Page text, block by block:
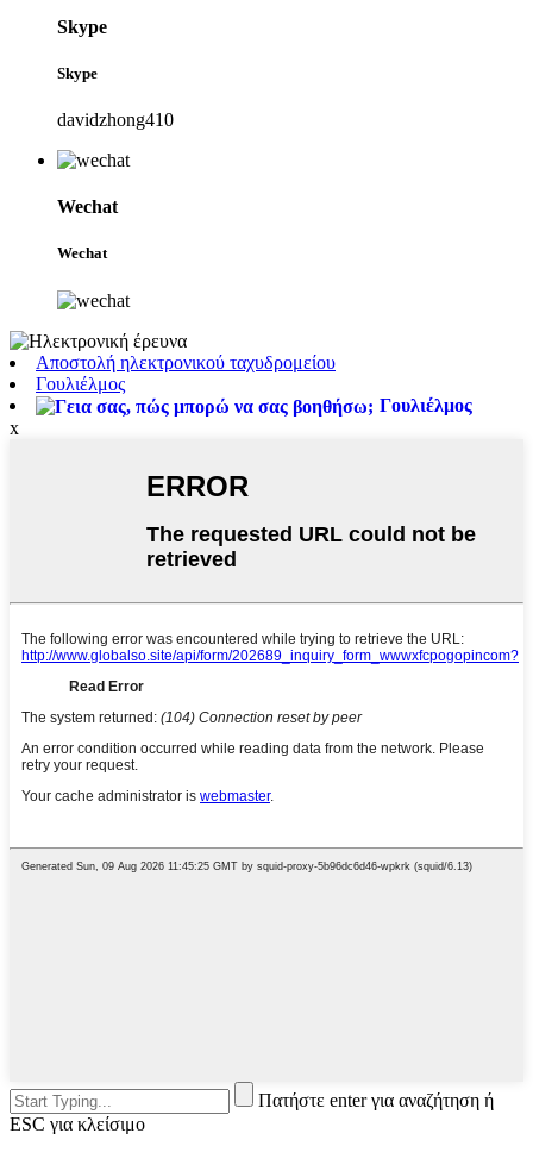
Skype
Skype
davidzhong410
Wechat
Wechat
Αποστολή ηλεκτρονικού ταχυδρομείου
Γουλιέλμος
Γουλιέλμος
x
Πατήστε enter για αναζήτηση ή
ESC για κλείσιμο